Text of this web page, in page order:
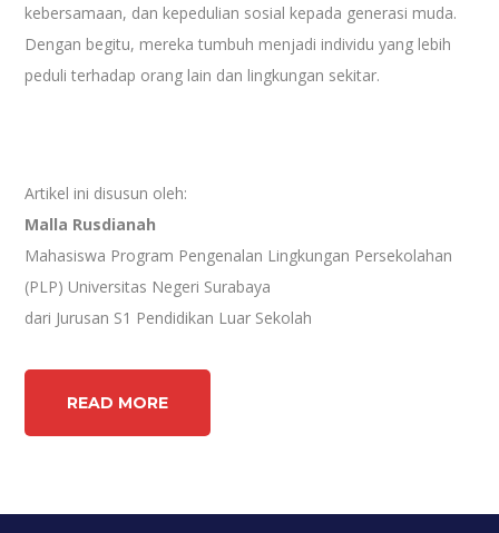
kebersamaan, dan kepedulian sosial kepada generasi muda.
Dengan begitu, mereka tumbuh menjadi individu yang lebih
peduli terhadap orang lain dan lingkungan sekitar.
Artikel ini disusun oleh:
Malla Rusdianah
Mahasiswa Program Pengenalan Lingkungan Persekolahan
(PLP) Universitas Negeri Surabaya
dari Jurusan S1 Pendidikan Luar Sekolah
READ MORE